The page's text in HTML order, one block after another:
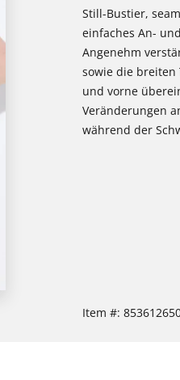
Still-Bustier,
einfaches An-
Angenehm
sowie die breiten
und vorne
Veränderungen
während der
Item #: